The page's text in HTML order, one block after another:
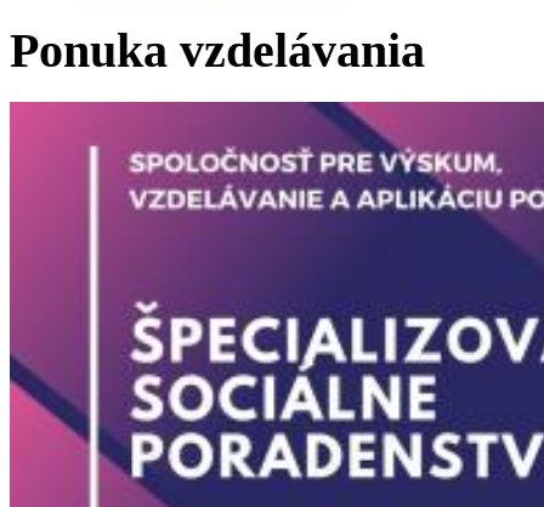
Ponuka vzdelávania